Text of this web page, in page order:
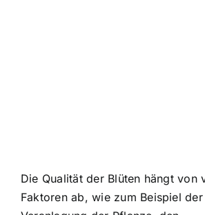
Die Qualität der Blüten hängt von
Faktoren ab, wie zum Beispiel